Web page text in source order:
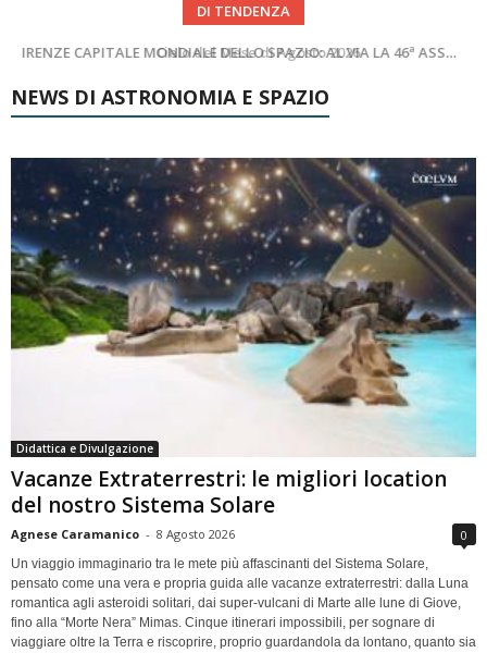
DI TENDENZA
Cielo del Mese di Agosto 2026
SUPERNOVAE aggiornamenti del mese – Agosto 2026
NEWS DI ASTRONOMIA E SPAZIO
Didattica e Divulgazione
Vacanze Extraterrestri: le migliori location
del nostro Sistema Solare
Agnese Caramanico - 8 Agosto 2026 0
Un viaggio immaginario tra le mete più affascinanti del Sistema Solare,
pensato come una vera e propria guida alle vacanze extraterrestri: dalla Luna
romantica agli asteroidi solitari, dai super-vulcani di Marte alle lune di Giove,
fino alla “Morte Nera” Mimas. Cinque itinerari impossibili, per sognare di
viaggiare oltre la Terra e riscoprire, proprio guardandola da lontano, quanto sia